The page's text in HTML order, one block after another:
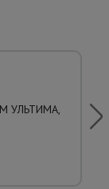
УЛЬТИМА,